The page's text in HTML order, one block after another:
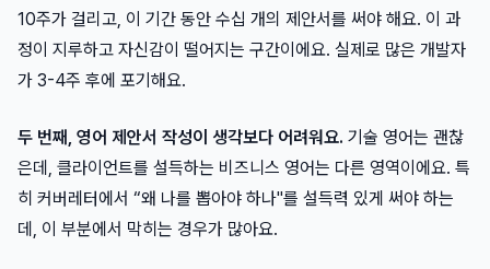
10주가 걸리고, 이 기간 동안 수십 개의 제안서를 써야 해요. 이 과
정이 지루하고 자신감이 떨어지는 구간이에요. 실제로 많은 개발자
가 3-4주 후에 포기해요.
두 번째, 영어 제안서 작성이 생각보다 어려워요. 기술 영어는 괜찮
은데, 클라이언트를 설득하는 비즈니스 영어는 다른 영역이에요. 특
히 커버레터에서 “왜 나를 뽑아야 하나"를 설득력 있게 써야 하는
데, 이 부분에서 막히는 경우가 많아요.